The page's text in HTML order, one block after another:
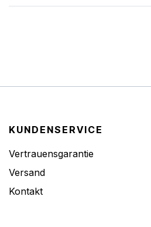
KUNDENSERVICE
Vertrauensgarantie
Versand
Kontakt